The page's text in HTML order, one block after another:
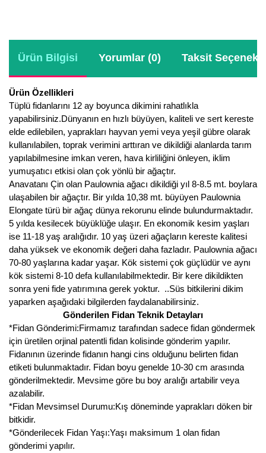
Ürün Bilgisi Yorumlar (0) Taksit
Ürün Özellikleri
Tüplü fidanlarını 12 ay boyunca dikimini rahatlıkla
yapabilirsiniz.Dünyanın en hızlı büyüyen, kaliteli ve sert kereste
elde edilebilen, yaprakları hayvan yemi veya yeşil gübre olarak
kullanılabilen, toprak verimini arttıran ve dikildiği alanlarda tarım
yapılabilmesine imkan veren, hava kirliliğini önleyen, iklim
yumuşatıcı etkisi olan çok yönlü bir ağaçtır.
Anavatanı Çin olan Paulownia ağacı dikildiği yıl 8-8.5 mt. boylara
ulaşabilen bir ağaçtır. Bir yılda 10,38 mt. büyüyen Paulownia
Elongate türü bir ağaç dünya rekorunu elinde bulundurmaktadır.
5 yılda kesilecek büyüklüğe ulaşır. En ekonomik kesim yaşları
ise 11-18 yaş aralığıdır. 10 yaş üzeri ağaçların kereste kalitesi
daha yüksek ve ekonomik değeri daha fazladır. Paulownia ağacı
70-80 yaşlarına kadar yaşar. Kök sistemi çok güçlüdür ve aynı
kök sistemi 8-10 defa kullanılabilmektedir. Bir kere dikildikten
sonra yeni fide yatırımına gerek yoktur. ..Süs bitkilerini dikim
yaparken aşağıdaki bilgilerden faydalanabilirsiniz.
Gönderilen Fidan Teknik Detayları
*Fidan Gönderimi:Firmamız tarafından sadece fidan göndermek
için üretilen orjinal patentli fidan kolisinde gönderim yapılır.
Fidanının üzerinde fidanın hangi cins olduğunu belirten fidan
etiketi bulunmaktadır. Fidan boyu genelde 10-30 cm arasında
gönderilmektedir. Mevsime göre bu boy aralığı artabilir veya
azalabilir.
*Fidan Mevsimsel Durumu:Kış döneminde yaprakları döken bir
bitkidir.
*Gönderilecek Fidan Yaşı:Yaşı maksimum 1 olan fidan
gönderimi yapılır.